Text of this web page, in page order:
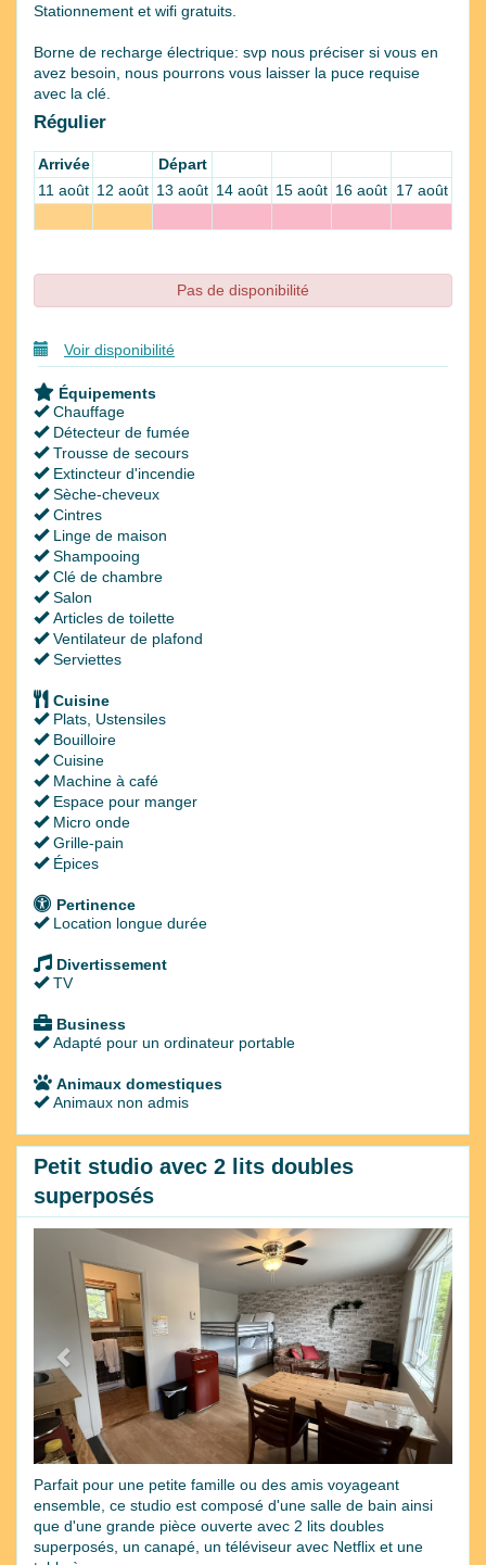
Stationnement et wifi gratuits.
Borne de recharge électrique: svp nous préciser si vous en
avez besoin, nous pourrons vous laisser la puce requise
avec la clé.
Régulier
Arrivée
Départ
11 août 12 août 13 août 14 août 15 août 16 août 17 août
Pas de disponibilité
Voir disponibilité
Équipements
Chauffage
Détecteur de fumée
Trousse de secours
Extincteur d'incendie
Sèche-cheveux
Cintres
Linge de maison
Shampooing
Clé de chambre
Salon
Articles de toilette
Ventilateur de plafond
Serviettes
Cuisine
Plats, Ustensiles
Bouilloire
Cuisine
Machine à café
Espace pour manger
Micro onde
Grille-pain
Épices
Pertinence
Location longue durée
Divertissement
TV
Business
Adapté pour un ordinateur portable
Animaux domestiques
Animaux non admis
Petit studio avec 2 lits doubles
superposés
Previous
Next
Parfait pour une petite famille ou des amis voyageant
ensemble, ce studio est composé d'une salle de bain ainsi
que d'une grande pièce ouverte avec 2 lits doubles
superposés, un canapé, un téléviseur avec Netflix et une